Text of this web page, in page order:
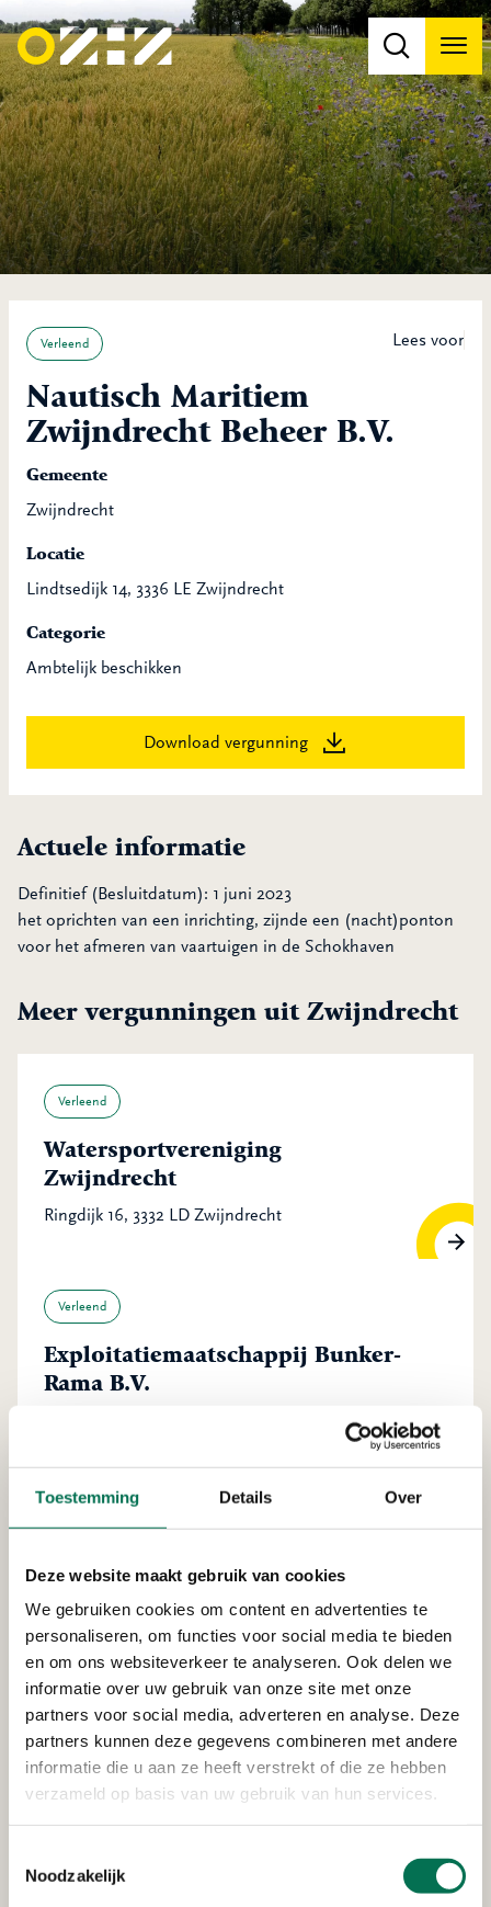
Toestemming Details Over
Deze website maakt gebruik van cookies
We gebruiken cookies om content en advertenties te
personaliseren, om functies voor social media te bieden
en om ons websiteverkeer te analyseren. Ook delen we
informatie over uw gebruik van onze site met onze
partners voor social media, adverteren en analyse. Deze
partners kunnen deze gegevens combineren met andere
informatie die u aan ze heeft verstrekt of die ze hebben
verzameld op basis van uw gebruik van hun services.
Noodzakelijk
Lees voor
Verleend
Nautisch Maritiem
Zwijndrecht Beheer B.V.
Gemeente
Zwijndrecht
Locatie
Lindtsedijk 14, 3336 LE Zwijndrecht
Categorie
Ambtelijk beschikken
Download vergunning
Actuele informatie
Definitief (Besluitdatum): 1 juni 2023
het oprichten van een inrichting, zijnde een (nacht)ponton
voor het afmeren van vaartuigen in de Schokhaven
Meer vergunningen uit Zwijndrecht
Verleend
Watersportvereniging
Zwijndrecht
Ringdijk 16, 3332 LD Zwijndrecht
Verleend
Exploitatiemaatschappij Bunker-
Rama B.V.
Oliebron B.V.
Merwedeweg 17, 3336 LG Zwijndrecht
Verleend
Waterschap Hollandse Delta
Veerweg 51, 3336 LM Zwijndrecht